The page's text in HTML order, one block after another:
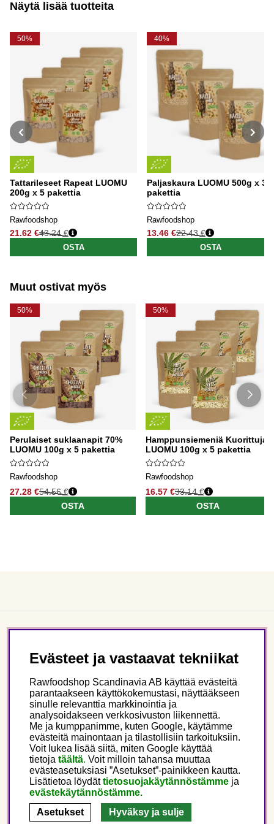
Näytä lisää tuotteita
50%
Tattarileseet Rapeat LUOMU
200g x 5 pakettia
Rawfoodshop
21.62 €
Normaali hinta
43.24 €
OSTA
40%
Paljaskaura LUOMU 500g x 3
pakettia
Rawfoodshop
13.46 €
Normaali hinta
22.43 €
OSTA
Muut ostivat myös
50%
Perulaiset suklaanapit 70%
LUOMU 100g x 5 pakettia
Rawfoodshop
27.28 €54.56 €
OSTA
50%
Hamppunsiemeniä Kuorittuja
LUOMU 100g x 5 pakettia
Rawfoodshop
16.57 €33.14 €
OSTA
Seuraa meitä
Tämä on Rawfoodshop
Finland
Evästeet ja vastaavat tekniikat
Rawfoodshop Scandinavia AB käyttää evästeitä
parantaakseen käyttökokemustasi, näyttääkseen
sinulle relevanttia markkinointia ja
analysoidakseen verkkosivuston liikennettä.
Me ja kumppanimme, kuten Google, käytämme
evästeitä mainontaan ja tilastollisiin tarkoituksiin.
Voit lukea lisää siitä, miten Google käyttää
tietoja täältä. Voit milloin tahansa muuttaa
evästeasetuksiasi ”Asetukset”-painikkeen kautta.
Lisätietoa löydättietosuojakäytännöstämme ja
evästekäytännöstämme.
Asetukset
Hyväksy ja sulje